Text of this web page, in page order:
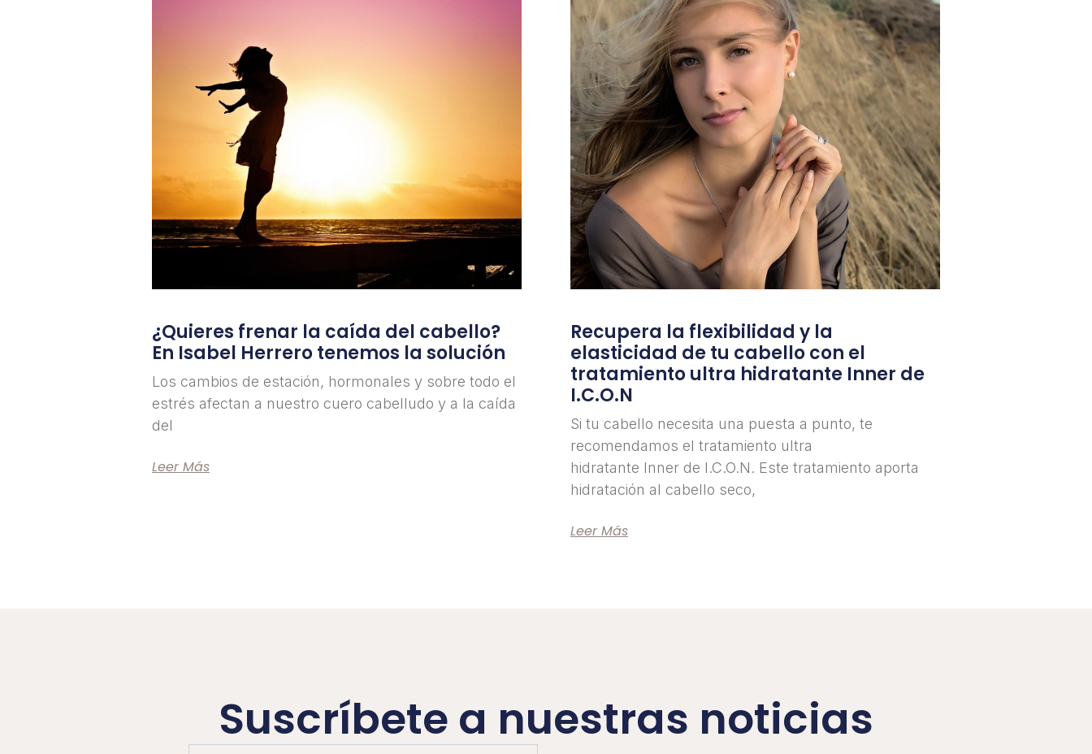
¿Quieres frenar la caída del cabello?
En Isabel Herrero tenemos la solución
Los cambios de estación, hormonales y sobre todo el
estrés afectan a nuestro cuero cabelludo y a la caída
del
Leer Más
Recupera la flexibilidad y la
elasticidad de tu cabello con el
tratamiento ultra hidratante Inner de
I.C.O.N
Si tu cabello necesita una puesta a punto, te
recomendamos el tratamiento ultra
hidratante Inner de I.C.O.N. Este tratamiento aporta
hidratación al cabello seco,
Leer Más
Suscríbete a nuestras noticias